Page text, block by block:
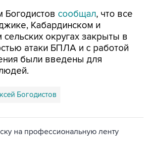
Богодистов сообщал, что все
Кабардинском и
округах закрыты в
атаки БПЛА и с работой
были введены для
Богодистов
на профессиональную ленту